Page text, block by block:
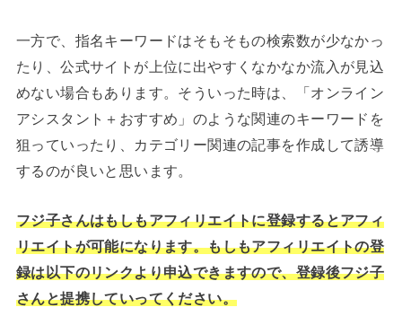
一方で、指名キーワードはそもそもの検索数が少なかっ
たり、公式サイトが上位に出やすくなかなか流入が見込
めない場合もあります。そういった時は、「オンライン
アシスタント＋おすすめ」のような関連のキーワードを
狙っていったり、カテゴリー関連の記事を作成して誘導
するのが良いと思います。
フジ子さんはもしもアフィリエイトに登録するとアフィ
リエイトが可能になります。もしもアフィリエイトの登
録は以下のリンクより申込できますので、登録後フジ子
さんと提携していってください。